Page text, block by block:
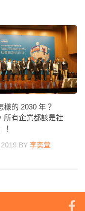
樣的 2030 年？
所有企業都該是社
！
BY 李奕萱